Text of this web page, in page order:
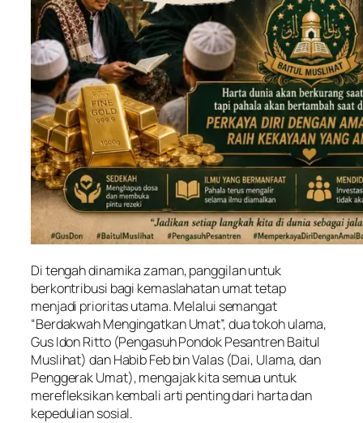
Di tengah dinamika zaman, panggilan untuk
berkontribusi bagi kemaslahatan umat tetap
menjadi prioritas utama. Melalui semangat
“Berdakwah Mengingatkan Umat”, dua tokoh ulama,
Gus Idon Ritto (Pengasuh Pondok Pesantren Baitul
Muslihat) dan Habib Feb bin Valas (Dai, Ulama, dan
Penggerak Umat), mengajak kita semua untuk
merefleksikan kembali arti penting dari harta dan
kepedulian sosial.